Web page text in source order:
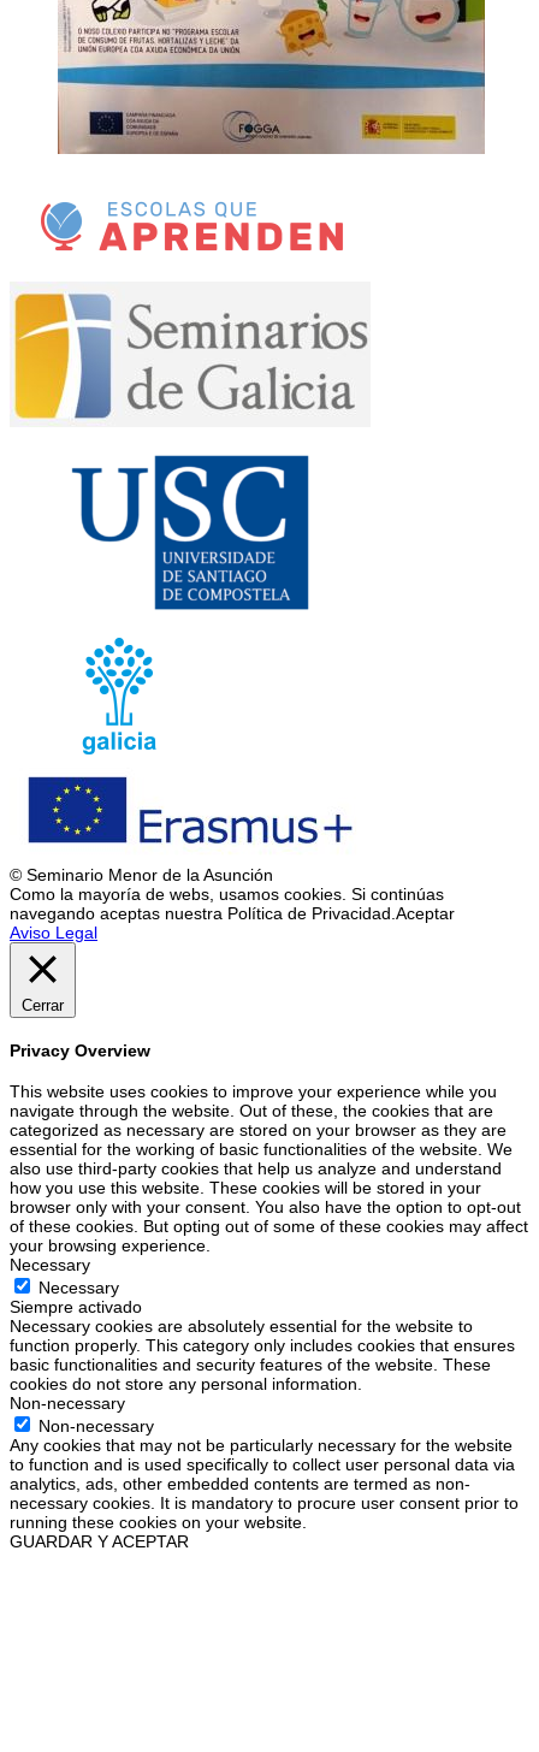
© Seminario Menor de la Asunción
Como la mayoría de webs, usamos cookies. Si continúas
navegando aceptas nuestra Política de Privacidad. Aceptar
Aviso Legal
Cerrar
Privacy Overview
This website uses cookies to improve your experience while you
navigate through the website. Out of these, the cookies that are
categorized as necessary are stored on your browser as they are
essential for the working of basic functionalities of the website. We
also use third-party cookies that help us analyze and understand
how you use this website. These cookies will be stored in your
browser only with your consent. You also have the option to opt-out
of these cookies. But opting out of some of these cookies may affect
your browsing experience.
Necessary
Necessary
Siempre activado
Necessary cookies are absolutely essential for the website to
function properly. This category only includes cookies that ensures
basic functionalities and security features of the website. These
cookies do not store any personal information.
Non-necessary
Non-necessary
Any cookies that may not be particularly necessary for the website
to function and is used specifically to collect user personal data via
analytics, ads, other embedded contents are termed as non-
necessary cookies. It is mandatory to procure user consent prior to
running these cookies on your website.
GUARDAR Y ACEPTAR